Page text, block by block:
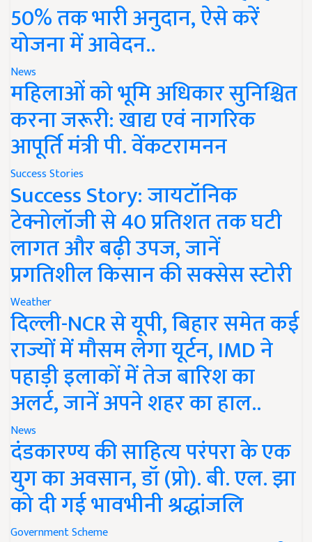
50% तक भारी अनुदान, ऐसे करें
योजना में आवेदन..
News
महिलाओं को भूमि अधिकार सुनिश्चित
करना जरूरी: खाद्य एवं नागरिक
आपूर्ति मंत्री पी. वेंकटरामनन
Success Stories
Success Story: जायटॉनिक
टेक्नोलॉजी से 40 प्रतिशत तक घटी
लागत और बढ़ी उपज, जानें
प्रगतिशील किसान की सक्सेस स्टोरी
Weather
दिल्ली-NCR से यूपी, बिहार समेत कई
राज्यों में मौसम लेगा यूर्टन, IMD ने
पहाड़ी इलाकों में तेज बारिश का
अलर्ट, जानें अपने शहर का हाल..
News
दंडकारण्य की साहित्य परंपरा के एक
युग का अवसान, डॉ (प्रो). बी. एल. झा
को दी गई भावभीनी श्रद्धांजलि
Government Scheme